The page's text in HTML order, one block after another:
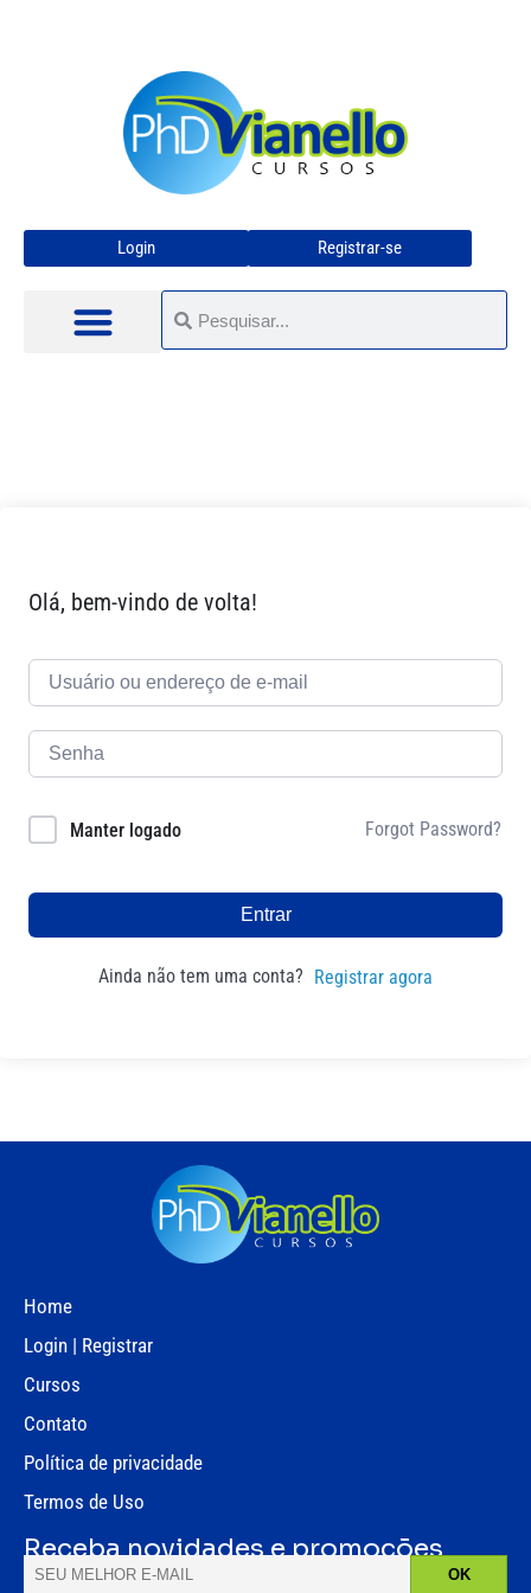
Login Registrar-se
Olá, bem-vindo de volta!
Manter logado Forgot Password?
Entrar
Ainda não tem uma conta? Registrar agora
Home
Login | Registrar
Cursos
Contato
Política de privacidade
Termos de Uso
Receba novidades e promoções